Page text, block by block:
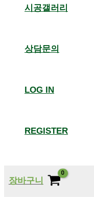
시공갤러리
상담문의
LOG IN
REGISTER
장바구니